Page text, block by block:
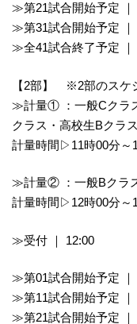
≫第21試合開始予定 ｜
≫第31試合開始予定 ｜
≫全41試合終了予定 ｜
【2部】 ※2部のスケ
≫計量① ：一般Cクラ
クラス・高校生Bクラ
計量時間▷11時00分～
≫計量② ：一般Bクラ
計量時間▷12時00分～
≫受付 ｜ 12:00
≫第01試合開始予定 ｜
≫第11試合開始予定 ｜
≫第21試合開始予定 ｜